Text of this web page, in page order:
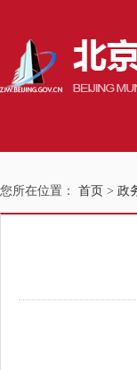
您所在位置： 首页 > 政